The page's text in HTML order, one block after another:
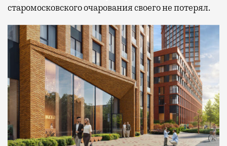
старомосковского очарования своего не потерял.